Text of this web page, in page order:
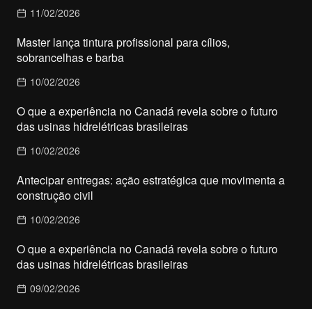
11/02/2026
Master lança tintura profissional para cílios,
sobrancelhas e barba
10/02/2026
O que a experiência no Canadá revela sobre o futuro
das usinas hidrelétricas brasileiras
10/02/2026
Antecipar entregas: ação estratégica que movimenta a
construção civil
10/02/2026
O que a experiência no Canadá revela sobre o futuro
das usinas hidrelétricas brasileiras
09/02/2026